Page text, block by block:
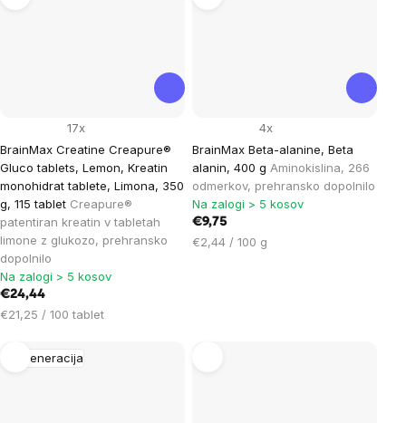
BrainMax Creatine Creapure®
Gluco tablets, Lemon, Kreatin
monohidrat tablete, Limona, 350
g, 115 tablet Creapure®
patentiran kreatin v tabletah
limone z glukozo, prehransko
dopolnilo
17x
Na zalogi > 5 kosov
€24,44
Cena
enoto:
€21,25 / 100 tablet
BrainMax Beta-alanine, Beta
alanin, 400 g Aminokislina, 266
odmerkov, prehransko dopolnilo
4x
Na zalogi > 5 kosov
€9,75
Cena
€2,44 / 100 g
Regeneracija